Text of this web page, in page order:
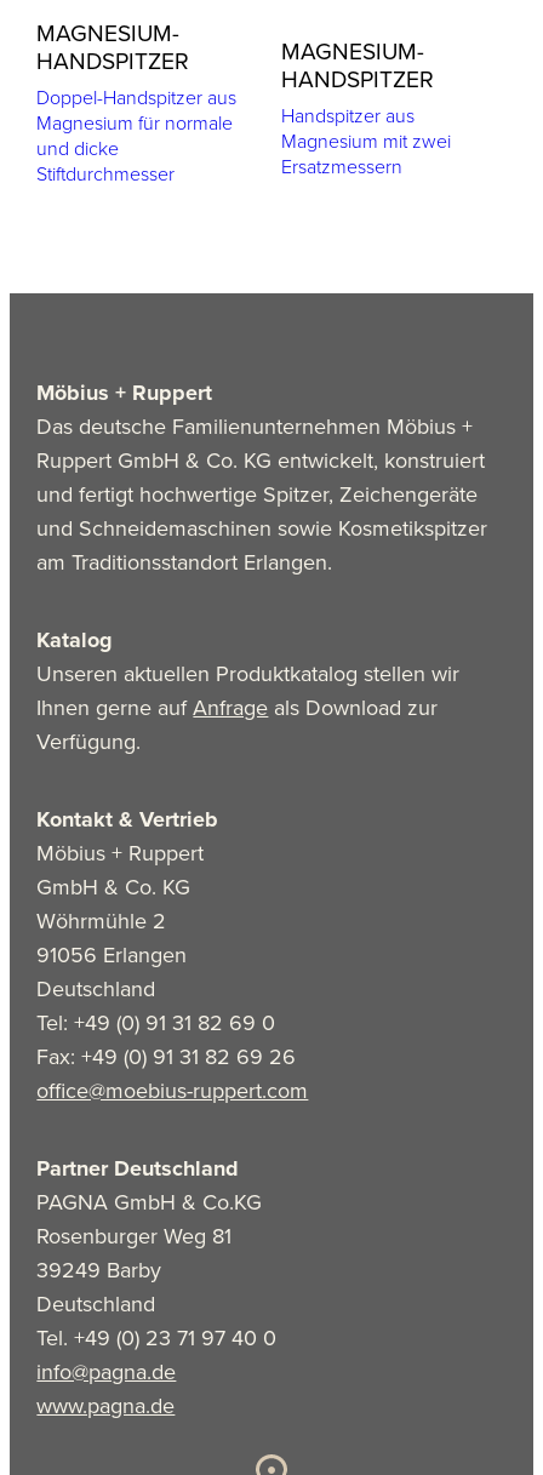
MAGNESIUM-
HANDSPITZER
Doppel-Handspitzer aus
Magnesium für normale
und dicke
Stiftdurchmesser
MAGNESIUM-
HANDSPITZER
Handspitzer aus
Magnesium mit zwei
Ersatzmessern
Möbius + Ruppert
Das deutsche Familienunternehmen Möbius +
Ruppert GmbH & Co. KG entwickelt, konstruiert
und fertigt hochwertige Spitzer, Zeichengeräte
und Schneidemaschinen sowie Kosmetikspitzer
am Traditionsstandort Erlangen.
Katalog
Unseren aktuellen Produktkatalog stellen wir
Ihnen gerne aufAnfrage als Download zur
Verfügung.
Kontakt & Vertrieb
Möbius + Ruppert
GmbH & Co. KG
Wöhrmühle 2
91056 Erlangen
Deutschland
Tel: +49 (0) 91 31 82 69 0
Fax: +49 (0) 91 31 82 69 26
office@moebius-ruppert.com
Partner Deutschland
PAGNA GmbH & Co.KG
Rosenburger Weg 81
39249 Barby
Deutschland
Tel. +49 (0) 23 71 97 40 0
info@pagna.de
www.pagna.de